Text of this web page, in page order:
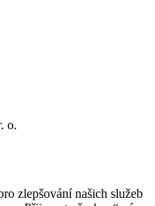
o.
zlepšování našich služeb